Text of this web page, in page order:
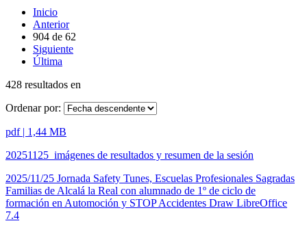
Inicio
Anterior
904 de 62
Siguiente
Última
428 resultados en
Ordenar por:
pdf | 1,44 MB
20251125_imágenes de resultados y resumen de la sesión
2025/11/25 Jornada Safety Tunes, Escuelas Profesionales Sagradas
Familias de Alcalá la Real con alumnado de 1º de ciclo de
formación en Automoción y STOP Accidentes Draw LibreOffice
7.4